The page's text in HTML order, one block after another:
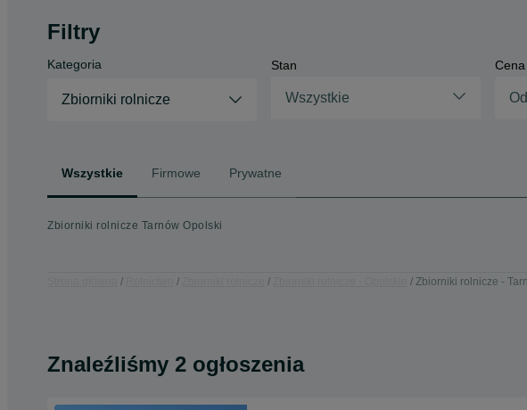
Filtry
Kategoria
Zbiorniki rolnicze
Stan
Wszystkie
Cena
Wszystkie Firmowe Prywatne
Zbiorniki rolnicze Tarnów Opolski
Zbiorniki rolnicze -
Znaleźliśmy 2 ogłoszenia